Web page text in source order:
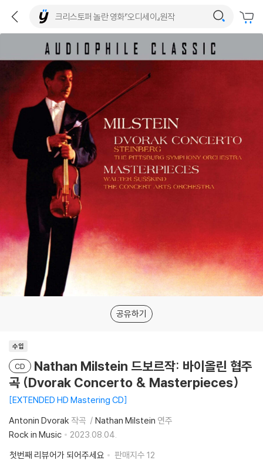
공유하기
수입
CD
Nathan Milstein 드보르작: 바이올린 협주
곡 (Dvorak Concerto & Masterpieces)
EXTENDED HD Mastering CD
Antonin Dvorak 작곡 Nathan Milstein 연주
Rock in Music
2023.08.04.
첫번째 리뷰어가 되어주세요
판매지수 12